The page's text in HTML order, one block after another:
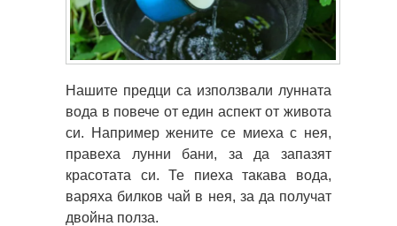
Нашите предци са използвали лунната
вода в повече от един аспект от живота
си. Например жените се миеха с нея,
правеха лунни бани, за да запазят
красотата си. Те пиеха такава вода,
варяха билков чай ​​в нея, за да получат
двойна полза.